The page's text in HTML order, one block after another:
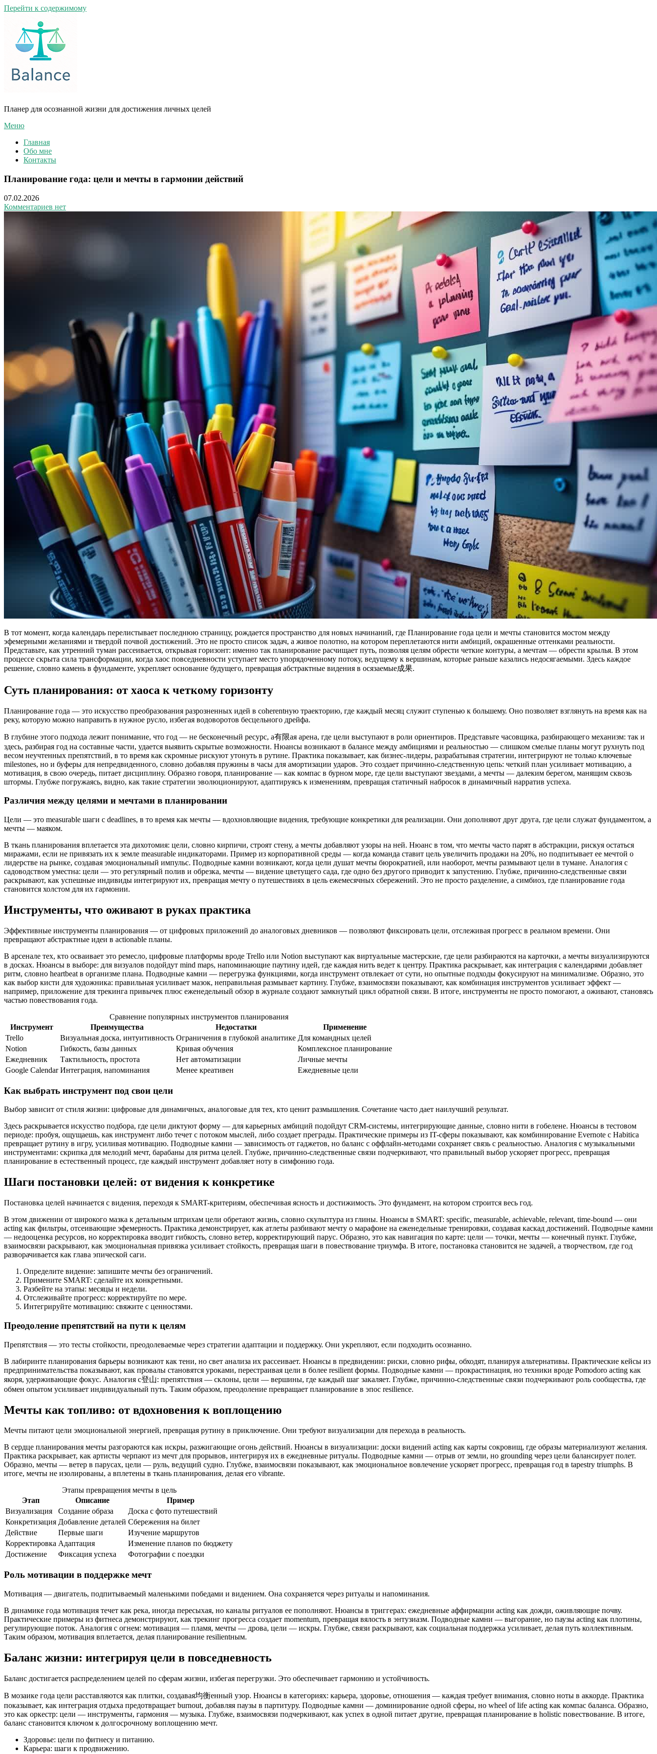
Перейти к содержимому
Планер для осознанной жизни для достижения личных целей
Меню
Главная
Обо мне
Контакты
Планирование года: цели и мечты в гармонии действий
07.02.2026
Комментариев нет
В тот момент, когда календарь перелистывает последнюю страницу, рождается пространство для новых начинаний, где Планирование года цели и мечты становится мостом между
эфемерными желаниями и твердой почвой достижений. Это не просто список задач, а живое полотно, на котором переплетаются нити амбиций, окрашенные оттенками реальности.
Представьте, как утренний туман рассеивается, открывая горизонт: именно так планирование расчищает путь, позволяя целям обрести четкие контуры, а мечтам — обрести крылья. В этом
процессе скрыта сила трансформации, когда хаос повседневности уступает место упорядоченному потоку, ведущему к вершинам, которые раньше казались недосягаемыми. Здесь каждое
решение, словно камень в фундаменте, укрепляет основание будущего, превращая абстрактные видения в осязаемые成果.
Суть планирования: от хаоса к четкому горизонту
Планирование года — это искусство преобразования разрозненных идей в coherentную траекторию, где каждый месяц служит ступенью к большему. Оно позволяет взглянуть на время как на
реку, которую можно направить в нужное русло, избегая водоворотов бесцельного дрейфа.
В глубине этого подхода лежит понимание, что год — не бесконечный ресурс, а有限ая арена, где цели выступают в роли ориентиров. Представьте часовщика, разбирающего механизм: так и
здесь, разбирая год на составные части, удается выявить скрытые возможности. Нюансы возникают в балансе между амбициями и реальностью — слишком смелые планы могут рухнуть под
весом неучтенных препятствий, в то время как скромные рискуют утонуть в рутине. Практика показывает, как бизнес-лидеры, разрабатывая стратегии, интегрируют не только ключевые
milestones, но и буферы для непредвиденного, словно добавляя пружины в часы для амортизации ударов. Это создает причинно-следственную цепь: четкий план усиливает мотивацию, а
мотивация, в свою очередь, питает дисциплину. Образно говоря, планирование — как компас в бурном море, где цели выступают звездами, а мечты — далеким берегом, манящим сквозь
штормы. Глубже погружаясь, видно, как такие стратегии эволюционируют, адаптируясь к изменениям, превращая статичный набросок в динамичный нарратив успеха.
Различия между целями и мечтами в планировании
Цели — это measurable шаги с deadlines, в то время как мечты — вдохновляющие видения, требующие конкретики для реализации. Они дополняют друг друга, где цели служат фундаментом, а
мечты — маяком.
В ткань планирования вплетается эта дихотомия: цели, словно кирпичи, строят стену, а мечты добавляют узоры на ней. Нюанс в том, что мечты часто парят в абстракции, рискуя остаться
миражами, если не привязать их к земле measurable индикаторами. Пример из корпоративной среды — когда команда ставит цель увеличить продажи на 20%, но подпитывает ее мечтой о
лидерстве на рынке, создавая эмоциональный импульс. Подводные камни возникают, когда цели душат мечты бюрократией, или наоборот, мечты размывают цели в тумане. Аналогия с
садоводством уместна: цели — это регулярный полив и обрезка, мечты — видение цветущего сада, где одно без другого приводит к запустению. Глубже, причинно-следственные связи
раскрывают, как успешные индивиды интегрируют их, превращая мечту о путешествиях в цель ежемесячных сбережений. Это не просто разделение, а симбиоз, где планирование года
становится холстом для их гармонии.
Инструменты, что оживают в руках практика
Эффективные инструменты планирования — от цифровых приложений до аналоговых дневников — позволяют фиксировать цели, отслеживая прогресс в реальном времени. Они
превращают абстрактные идеи в actionable планы.
В арсенале тех, кто осваивает это ремесло, цифровые платформы вроде Trello или Notion выступают как виртуальные мастерские, где цели разбираются на карточки, а мечты визуализируются
в досках. Нюансы в выборе: для визуалов подойдут mind maps, напоминающие паутину идей, где каждая нить ведет к центру. Практика раскрывает, как интеграция с календарями добавляет
ритм, словно heartbeat в организме плана. Подводные камни — перегрузка функциями, когда инструмент отвлекает от сути, но опытные подходы фокусируют на минимализме. Образно, это
как выбор кисти для художника: правильная усиливает мазок, неправильная размывает картину. Глубже, взаимосвязи показывают, как комбинация инструментов усиливает эффект —
например, приложение для трекинга привычек плюс еженедельный обзор в журнале создают замкнутый цикл обратной связи. В итоге, инструменты не просто помогают, а оживают, становясь
частью повествования года.
Сравнение популярных инструментов планирования
Инструмент
Преимущества Недостатки
Применение
Trello
Визуальная доска, интуитивность Ограничения в глубокой аналитике Для командных целей
Notion
Гибкость, базы данных Кривая обучения
Комплексное планирование
Ежедневник
Тактильность, простота Нет автоматизации
Личные мечты
Google Calendar Интеграция, напоминания Менее креативен Ежедневные цели
Как выбрать инструмент под свои цели
Выбор зависит от стиля жизни: цифровые для динамичных, аналоговые для тех, кто ценит размышления. Сочетание часто дает наилучший результат.
Здесь раскрывается искусство подбора, где цели диктуют форму — для карьерных амбиций подойдут CRM-системы, интегрирующие данные, словно нити в гобелене. Нюансы в тестовом
периоде: пробуя, ощущаешь, как инструмент либо течет с потоком мыслей, либо создает преграды. Практические примеры из IT-сферы показывают, как комбинирование Evernote с Habitica
превращает рутину в игру, усиливая мотивацию. Подводные камни — зависимость от гаджетов, но баланс с оффлайн-методами сохраняет связь с реальностью. Аналогия с музыкальными
инструментами: скрипка для мелодий мечт, барабаны для ритма целей. Глубже, причинно-следственные связи подчеркивают, что правильный выбор ускоряет прогресс, превращая
планирование в естественный процесс, где каждый инструмент добавляет ноту в симфонию года.
Шаги постановки целей: от видения к конкретике
Постановка целей начинается с видения, переходя к SMART-критериям, обеспечивая ясность и достижимость. Это фундамент, на котором строится весь год.
В этом движении от широкого мазка к детальным штрихам цели обретают жизнь, словно скульптура из глины. Нюансы в SMART: specific, measurable, achievable, relevant, time-bound — они
acting как фильтры, отсеивающие эфемерность. Практика демонстрирует, как атлеты разбивают мечту о марафоне на еженедельные тренировки, создавая каскад достижений. Подводные камни
— недооценка ресурсов, но корректировка вводит гибкость, словно ветер, корректирующий парус. Образно, это как навигация по карте: цели — точки, мечты — конечный пункт. Глубже,
взаимосвязи раскрывают, как эмоциональная привязка усиливает стойкость, превращая шаги в повествование триумфа. В итоге, постановка становится не задачей, а творчеством, где год
разворачивается как глава эпической саги.
Определите видение: запишите мечты без ограничений.
Примените SMART: сделайте их конкретными.
Разбейте на этапы: месяцы и недели.
Отслеживайте прогресс: корректируйте по мере.
Интегрируйте мотивацию: свяжите с ценностями.
Преодоление препятствий на пути к целям
Препятствия — это тесты стойкости, преодолеваемые через стратегии адаптации и поддержку. Они укрепляют, если подходить осознанно.
В лабиринте планирования барьеры возникают как тени, но свет анализа их рассеивает. Нюансы в предвидении: риски, словно рифы, обходят, планируя альтернативы. Практические кейсы из
предпринимательства показывают, как провалы становятся уроками, перестраивая цели в более resilient формы. Подводные камни — прокрастинация, но техники вроде Pomodoro acting как
якоря, удерживающие фокус. Аналогия с登山: препятствия — склоны, цели — вершины, где каждый шаг закаляет. Глубже, причинно-следственные связи подчеркивают роль сообщества, где
обмен опытом усиливает индивидуальный путь. Таким образом, преодоление превращает планирование в эпос resilience.
Мечты как топливо: от вдохновения к воплощению
Мечты питают цели эмоциональной энергией, превращая рутину в приключение. Они требуют визуализации для перехода в реальность.
В сердце планирования мечты разгораются как искры, разжигающие огонь действий. Нюансы в визуализации: доски видений acting как карты сокровищ, где образы материализуют желания.
Практика раскрывает, как артисты черпают из мечт для прорывов, интегрируя их в ежедневные ритуалы. Подводные камни — отрыв от земли, но grounding через цели балансирует полет.
Образно, мечты — ветер в парусах, цели — руль, ведущий судно. Глубже, взаимосвязи показывают, как эмоциональное вовлечение ускоряет прогресс, превращая год в tapestry triumphs. В
итоге, мечты не изолированы, а вплетены в ткань планирования, делая его vibrante.
Этапы превращения мечты в цель
Этап
Описание
Пример
Визуализация
Создание образа
Доска с фото путешествий
Конкретизация Добавление деталей Сбережения на билет
Действие
Первые шаги
Изучение маршрутов
Корректировка Адаптация
Изменение планов по бюджету
Достижение
Фиксация успеха Фотографии с поездки
Роль мотивации в поддержке мечт
Мотивация — двигатель, подпитываемый маленькими победами и видением. Она сохраняется через ритуалы и напоминания.
В динамике года мотивация течет как река, иногда пересыхая, но каналы ритуалов ее пополняют. Нюансы в триггерах: ежедневные аффирмации acting как дожди, оживляющие почву.
Практические примеры из фитнеса демонстрируют, как трекинг прогресса создает momentum, превращая вялость в энтузиазм. Подводные камни — выгорание, но паузы acting как плотины,
регулирующие поток. Аналогия с огнем: мотивация — пламя, мечты — дрова, цели — искры. Глубже, связи раскрывают, как социальная поддержка усиливает, делая путь коллективным.
Таким образом, мотивация вплетается, делая планирование resilientным.
Баланс жизни: интегрируя цели в повседневность
Баланс достигается распределением целей по сферам жизни, избегая перегрузки. Это обеспечивает гармонию и устойчивость.
В мозаике года цели расставляются как плитки, создавая均衡енный узор. Нюансы в категориях: карьера, здоровье, отношения — каждая требует внимания, словно ноты в аккорде. Практика
показывает, как интеграция отдыха предотвращает burnout, добавляя паузы в партитуру. Подводные камни — доминирование одной сферы, но wheel of life acting как компас баланса. Образно,
это как оркестр: цели — инструменты, гармония — музыка. Глубже, взаимосвязи подчеркивают, как успех в одной питает другие, превращая планирование в holistic повествование. В итоге,
баланс становится ключом к долгосрочному воплощению мечт.
Здоровье: цели по фитнесу и питанию.
Карьера: шаги к продвижению.